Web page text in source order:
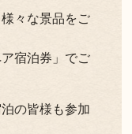
々な景品をご
宿泊券」でご
の皆様も参加